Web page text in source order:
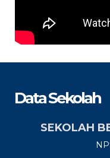
Data Sekolah
SEKOLAH